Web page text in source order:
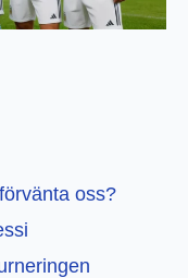
oss?